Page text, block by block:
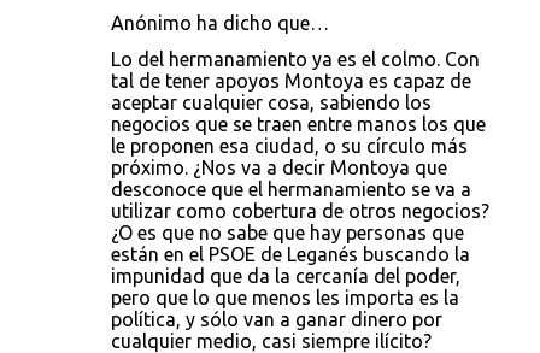
Anónimo ha dicho que…
Lo del hermanamiento ya es el colmo. Con
tal de tener apoyos Montoya es capaz de
aceptar cualquier cosa, sabiendo los
negocios que se traen entre manos los que
le proponen esa ciudad, o su círculo más
próximo. ¿Nos va a decir Montoya que
desconoce que el hermanamiento se va a
utilizar como cobertura de otros negocios?
¿O es que no sabe que hay personas que
están en el PSOE de Leganés buscando la
impunidad que da la cercanía del poder,
pero que lo que menos les importa es la
política, y sólo van a ganar dinero por
cualquier medio, casi siempre ilícito?